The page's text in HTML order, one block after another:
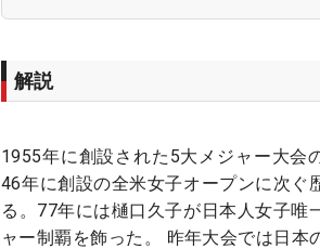
解説
1955年に創設された5大メジャー大会
46年に創設の全米女子オープンに次ぐ
る。77年には樋口久子が日本人女子唯
ャー制覇を飾った。 昨年大会では日本